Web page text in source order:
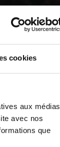
cookies
aux médias
avec nos
que